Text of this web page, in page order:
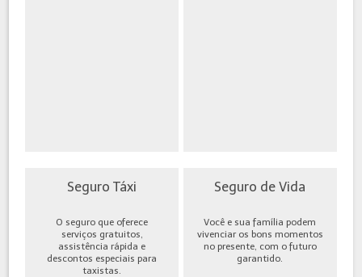
Seguro Táxi
O seguro que oferece
serviços gratuitos,
assistência rápida e
descontos especiais para
taxistas.
Seguro de Vida
Você e sua família podem
vivenciar os bons momentos
no presente, com o futuro
garantido.